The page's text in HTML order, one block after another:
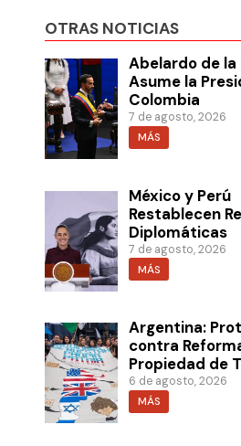
OTRAS NOTICIAS
Abelardo de la
Asume la
Colombia
7 de agosto, 2026
MÁS
México y Perú
Restablecen
Diplomáticas
7 de agosto, 2026
MÁS
Argentina:
contra
Propiedad de
Milei
6 de agosto, 2026
MÁS